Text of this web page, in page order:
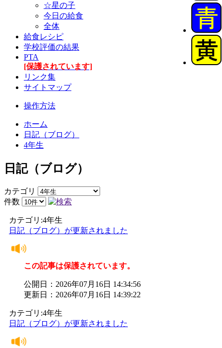
☆星の子
今日の給食
全体
給食レシピ
学校評価の結果
PTA
[保護されています]
リンク集
サイトマップ
操作方法
ホーム
日記（ブログ）
4年生
日記（ブログ）
カテゴリ
件数
カテゴリ:4年生
日記（ブログ）が更新されました
この記事は保護されています。
公開日：2026年07月16日 14:34:56
更新日：2026年07月16日 14:39:22
カテゴリ:4年生
日記（ブログ）が更新されました